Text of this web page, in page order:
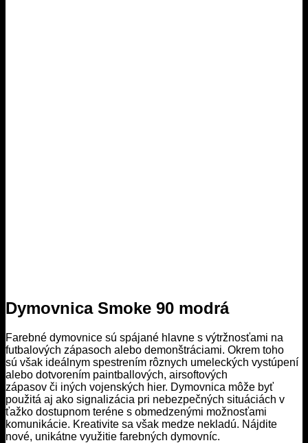
Dymovnica Smoke 90 modrá
Farebné dymovnice sú spájané hlavne s výtržnosťami na
futbalových zápasoch alebo demonštráciami. Okrem toho
sú však ideálnym spestrením rôznych umeleckých vystúpení
alebo dotvorením paintballových, airsoftových
zápasov či iných vojenských hier. Dymovnica môže byť
použitá aj ako signalizácia pri nebezpečných situáciách v
ťažko dostupnom teréne s obmedzenými možnosťami
komunikácie. Kreativite sa však medze nekladú. Nájdite
nové, unikátne využitie farebných dymovníc.